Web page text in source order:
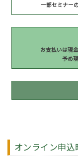
一部セミナー
お支払いは現
予め
オンライン申込